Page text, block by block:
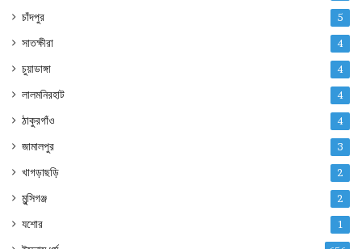
চাঁদপুর 5
সাতক্ষীরা 4
চুয়াডাঙ্গা 4
লালমনিরহাট 4
ঠাকুরগাঁও 4
জামালপুর 3
খাগড়াছড়ি 2
মুন্সিগঞ্জ 2
যশোর 1